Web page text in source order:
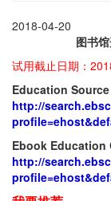
2018-04-20
图书
试用截止日期：
Education Source
http://
Ebook Education
http://